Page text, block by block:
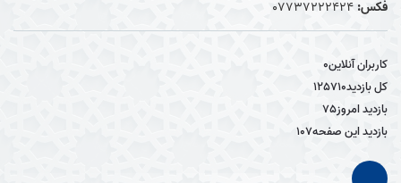
فکس: 07737222424
کاربران آنلاین0
کل بازدید125710
بازدید امروز75
بازدید این صفحه107